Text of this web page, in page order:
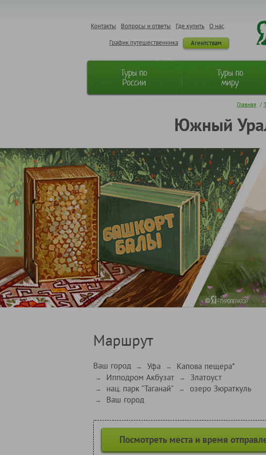
О нас
Где купить
Вопросы и ответы
Контакты
Агентствам
График путешественника
Туры по
России
Туры по
миру
Главная /
Южный
Маршрут
Ваш город → Уфа → Капова пещера*
→ Ипподром Акбузат → Златоуст
→ нац. парк "Таганай" → озеро Зюраткуль
→ Ваш город
Посмотреть места и время